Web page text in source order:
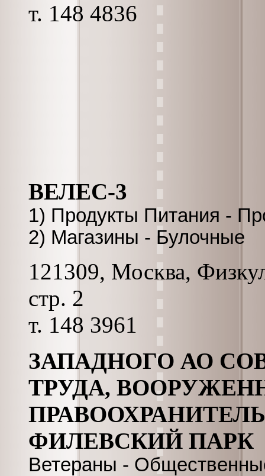
т. 148 4836
ВЕЛЕС-3
1) Продукты Питания -
2) Магазины - Булочные
121309, Москва,
стр. 2
т. 148 3961
ЗАПАДНОГО АО
ТРУДА,
ФИЛЕВСКИЙ ПАРК
Ветераны -